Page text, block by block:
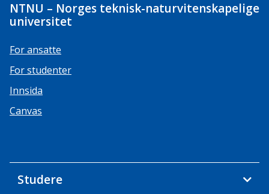
NTNU – Norges teknisk-naturvitenskapelige
universitet
For ansatte
For studenter
Innsida
Canvas
Studere